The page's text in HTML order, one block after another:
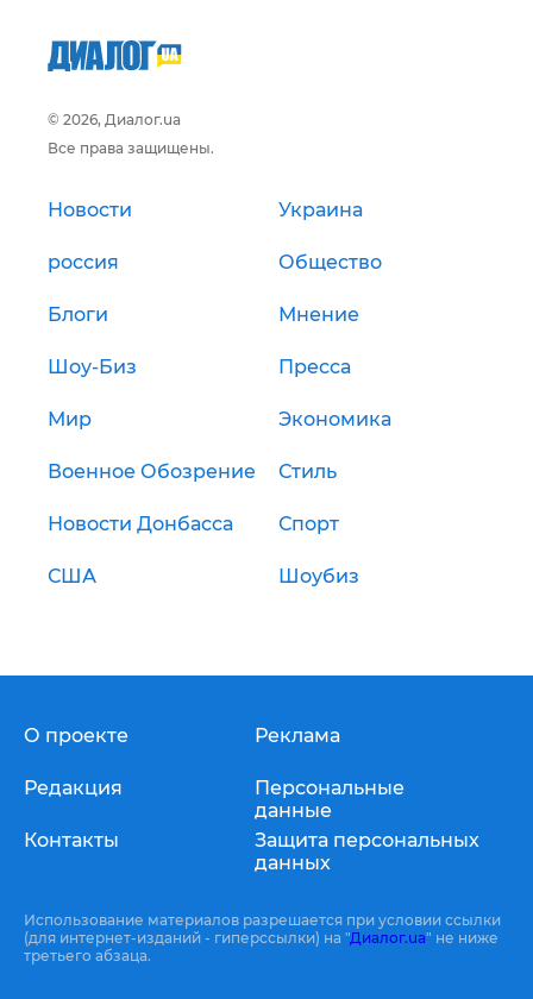
© 2026, Диалог.ua
Все права защищены.
Новости Украина
россия Общество
Блоги Мнение
Шоу-Биз Пресса
Мир Экономика
Военное Обозрение Стиль
Новости Донбасса Спорт
США Шоубиз
О проекте
Редакция
Контакты
Реклама
Персональные
данные
Защита персональных
данных
Использование материалов разрешается при условии ссылки
(для интернет-изданий - гиперссылки) на "Диалог.ua" не ниже
третьего абзаца.